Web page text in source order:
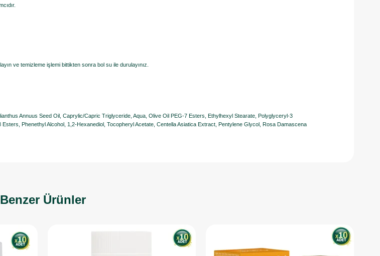
ve temizleme işlemi bittikten sonra bol su ile durulayınız.
Annuus Seed Oil, Caprylic/Capric Triglyceride, Aqua, Olive Oil PEG-7 Esters, Ethylhexyl Stearate, Polyglyceryl-3
Phenethyl Alcohol, 1,2-Hexanediol, Tocopheryl Acetate, Centella Asiatica Extract, Pentylene Glycol, Rosa Damascena
Benzer Ürünler